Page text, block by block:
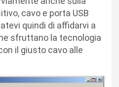
cavo e porta USB
quindi di affidarvi a
sfruttano la tecnologia
il giusto cavo alle